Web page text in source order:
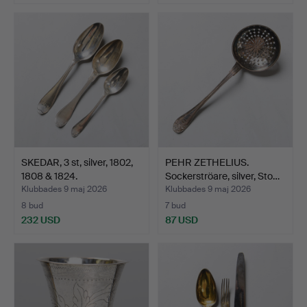
SKEDAR, 3 st, silver, 1802,
1808 & 1824.
Klubbades 9 maj 2026
8 bud
232 USD
PEHR ZETHELIUS.
Sockerströare, silver, Sto…
Klubbades 9 maj 2026
7 bud
87 USD